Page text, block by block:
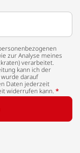
zur Analyse meines
verarbeitet.
kann ich der
darauf
Daten jederzeit
widerrufen kann. *